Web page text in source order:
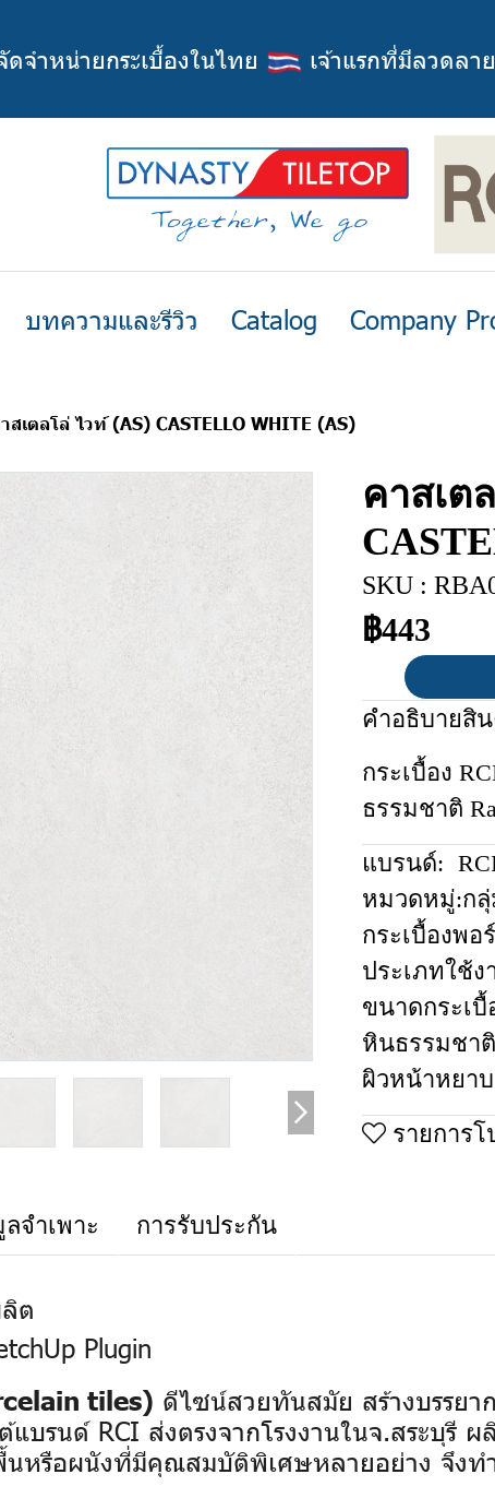
จำหน่ายกระเบื้องในไทย เจ้าแรกที่มีลวดล
บทความและรีวิว Catalog Company
สเตลโล่ ไวท์ (AS) CASTELLO WHITE (AS)
คาสเต
SKU :
฿443
คำอธิบายสิ
กระเบื้อง
ธรรมชาติ
แบรนด์:
หมวดหมู่:ก
กระเบื้องพอ
ประเภทใช้ง
ขนาดกระเบื้
หินธรรมชาติ
ผิวหน้าหยาบ
รายการโ
จำเพาะ การรับประกัน
ต
Plugin
tiles) ดีไซน์สวยทันสมัย สร้างบรรยา
บรนด์ RCI ส่งตรงจากโรงงานในจ.สระบุรี
หรือผนังที่มีคุณสมบัติพิเศษหลายอย่าง จึงท